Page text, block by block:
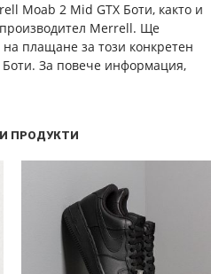
Moab 2 Mid GTX Боти, както и
Merrell. Ще
плащане за този конкретен
За повече информация,
ПРОДУКТИ